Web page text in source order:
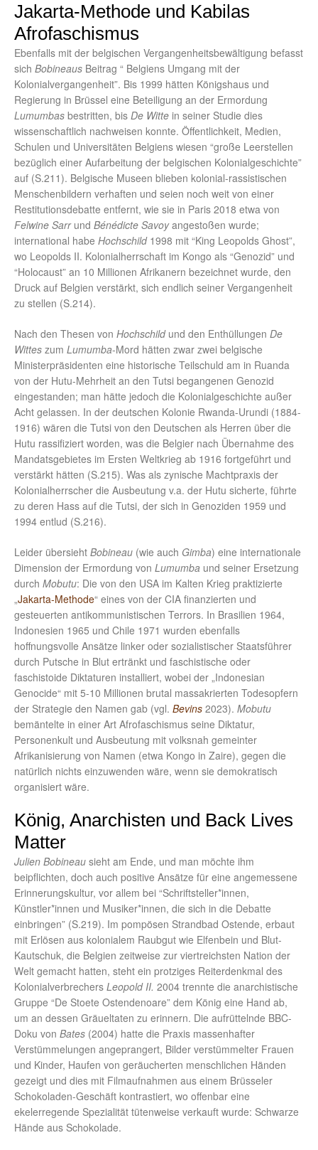
Jakarta-Methode und Kabilas
Afrofaschismus
Ebenfalls mit der belgischen Vergangenheitsbewältigung befasst
sich Bobineaus Beitrag “ Belgiens Umgang mit der
Kolonialvergangenheit”. Bis 1999 hätten Königshaus und
Regierung in Brüssel eine Beteiligung an der Ermordung
Lumumbas bestritten, bis De Witte in seiner Studie dies
wissenschaftlich nachweisen konnte. Öffentlichkeit, Medien,
Schulen und Universitäten Belgiens wiesen “große Leerstellen
bezüglich einer Aufarbeitung der belgischen Kolonialgeschichte”
auf (S.211). Belgische Museen blieben kolonial-rassistischen
Menschenbildern verhaften und seien noch weit von einer
Restitutionsdebatte entfernt, wie sie in Paris 2018 etwa von
Felwine Sarr und Bénédicte Savoyangestoßen wurde;
international habe Hochschild 1998 mit “King Leopolds Ghost”,
wo Leopolds II. Kolonialherrschaft im Kongo als “Genozid” und
“Holocaust” an 10 Millionen Afrikanern bezeichnet wurde, den
Druck auf Belgien verstärkt, sich endlich seiner Vergangenheit
zu stellen (S.214).
Nach den Thesen von Hochschildund den Enthüllungen De
Wittes zum Lumumba-Mord hätten zwar zwei belgische
Ministerpräsidenten eine historische Teilschuld am in Ruanda
von der Hutu-Mehrheit an den Tutsi begangenen Genozid
eingestanden; man hätte jedoch die Kolonialgeschichte außer
Acht gelassen. In der deutschen Kolonie Rwanda-Urundi (1884-
1916) wären die Tutsi von den Deutschen als Herren über die
Hutu rassifiziert worden, was die Belgier nach Übernahme des
Mandatsgebietes im Ersten Weltkrieg ab 1916 fortgeführt und
verstärkt hätten (S.215). Was als zynische Machtpraxis der
Kolonialherrscher die Ausbeutung v.a. der Hutu sicherte, führte
zu deren Hass auf die Tutsi, der sich in Genoziden 1959 und
1994 entlud (S.216).
Leider übersieht Bobineau (wie auch Gimba) eine internationale
Dimension der Ermordung von Lumumba und seiner Ersetzung
durch Mobutu: Die von den USA im Kalten Krieg praktizierte
„Jakarta-Methode“ eines von der CIA finanzierten und
gesteuerten antikommunistischen Terrors. In Brasilien 1964,
Indonesien 1965 und Chile 1971 wurden ebenfalls
hoffnungsvolle Ansätze linker oder sozialistischer Staatsführer
durch Putsche in Blut ertränkt und faschistische oder
faschistoide Diktaturen installiert, wobei der „Indonesian
Genocide“ mit 5-10 Millionen brutal massakrierten Todesopfern
der Strategie den Namen gab (vgl. Bevins 2023). Mobutu
bemäntelte in einer Art Afrofaschismus seine Diktatur,
Personenkult und Ausbeutung mit volksnah gemeinter
Afrikanisierung von Namen (etwa Kongo in Zaire), gegen die
natürlich nichts einzuwenden wäre, wenn sie demokratisch
organisiert wäre.
König, Anarchisten und Back Lives
Matter
Julien Bobineau sieht am Ende, und man möchte ihm
beipflichten, doch auch positive Ansätze für eine angemessene
Erinnerungskultur, vor allem bei “Schriftsteller*innen,
Künstler*innen und Musiker*innen, die sich in die Debatte
einbringen” (S.219). Im pompösen Strandbad Ostende, erbaut
mit Erlösen aus kolonialem Raubgut wie Elfenbein und Blut-
Kautschuk, die Belgien zeitweise zur viertreichsten Nation der
Welt gemacht hatten, steht ein protziges Reiterdenkmal des
Kolonialverbrechers Leopold II. 2004 trennte die anarchistische
Gruppe “De Stoete Ostendenoare” dem König eine Hand ab,
um an dessen Gräueltaten zu erinnern. Die aufrüttelnde BBC-
Doku von Bates (2004) hatte die Praxis massenhafter
Verstümmelungen angeprangert, Bilder verstümmelter Frauen
und Kinder, Haufen von geräucherten menschlichen Händen
gezeigt und dies mit Filmaufnahmen aus einem Brüsseler
Schokoladen-Geschäft kontrastiert, wo offenbar eine
ekelerregende Spezialität tütenweise verkauft wurde: Schwarze
Hände aus Schokolade.